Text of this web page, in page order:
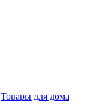
Товары для дома